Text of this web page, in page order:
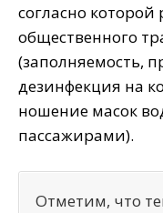
согласно которой
общественного
(заполняемость,
дезинфекция на
ношение масок
пассажирами).
Отметим, что